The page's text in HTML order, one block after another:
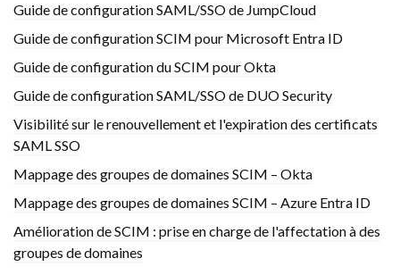
Guide de configuration SAML/SSO de JumpCloud
Guide de configuration SCIM pour Microsoft Entra ID
Guide de configuration du SCIM pour Okta
Guide de configuration SAML/SSO de DUO Security
Visibilité sur le renouvellement et l'expiration des certificats
SAML SSO
Mappage des groupes de domaines SCIM – Okta
Mappage des groupes de domaines SCIM – Azure Entra ID
Amélioration de SCIM : prise en charge de l'affectation à des
groupes de domaines